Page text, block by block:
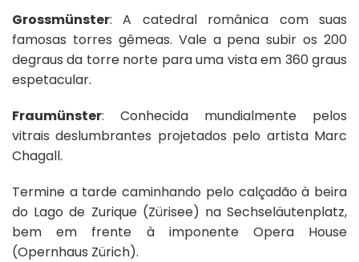
Grossmünster: A catedral românica com suas
famosas torres gêmeas. Vale a pena subir os 200
degraus da torre norte para uma vista em 360 graus
espetacular.
Fraumünster: Conhecida mundialmente pelos
vitrais deslumbrantes projetados pelo artista Marc
Chagall.
Termine a tarde caminhando pelo calçadão à beira
do Lago de Zurique (Zürisee) na Sechseläutenplatz,
bem em frente à imponente Opera House
(Opernhaus Zürich).